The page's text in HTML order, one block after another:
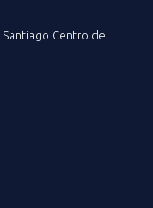
Santiago Centro de